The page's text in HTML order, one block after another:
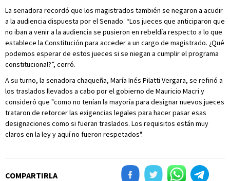
La senadora recordó que los magistrados también se negaron a acudir
a la audiencia dispuesta por el Senado. “Los jueces que anticiparon que
no iban a venir a la audiencia se pusieron en rebeldía respecto a lo que
establece la Constitución para acceder a un cargo de magistrado. ¿Qué
podemos esperar de estos jueces si se niegan a cumplir el programa
constitucional?”, cerró.
A su turno, la senadora chaqueña, María Inés Pilatti Vergara, se refirió a
los traslados llevados a cabo por el gobierno de Mauricio Macri y
consideró que "como no tenían la mayoría para designar nuevos jueces
trataron de retorcer las exigencias legales para hacer pasar esas
designaciones como si fueran traslados. Los requisitos están muy
claros en la ley y aquí no fueron respetados".
COMPARTIRLA